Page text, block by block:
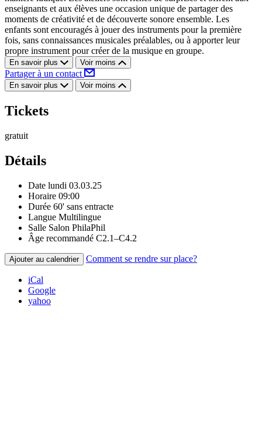
enseignants et aux élèves une occasion unique de partager des
moments de créativité et de découverte sonore ensemble. Les
enfants sont encouragés à jouer des instruments pour la première
fois, sans connaissances musicales préalables, ou à apporter leur
propre instrument pour créer de la musique en groupe.
En savoir plus Voir moins
Partager à un contact
En savoir plus Voir moins
Tickets
gratuit
Détails
Date lundi 03.03.25
Horaire 09:00
Durée 60' sans entracte
Langue Multilingue
Salle Salon PhilaPhil
Âge recommandé C2.1–C4.2
Ajouter au calendrier Comment se rendre sur place?
iCal
Google
yahoo